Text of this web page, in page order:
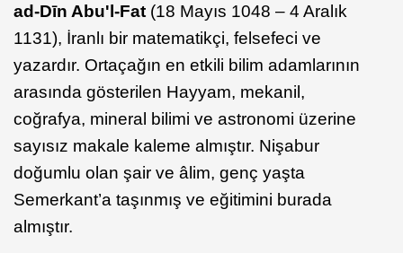
ad-Dīn Abu'l-Fat (18 Mayıs 1048 – 4 Aralık
1131), İranlı bir matematikçi, felsefeci ve
yazardır. Ortaçağın en etkili bilim adamlarının
arasında gösterilen Hayyam, mekanil,
coğrafya, mineral bilimi ve astronomi üzerine
sayısız makale kaleme almıştır. Nişabur
doğumlu olan şair ve âlim, genç yaşta
Semerkant’a taşınmış ve eğitimini burada
almıştır.